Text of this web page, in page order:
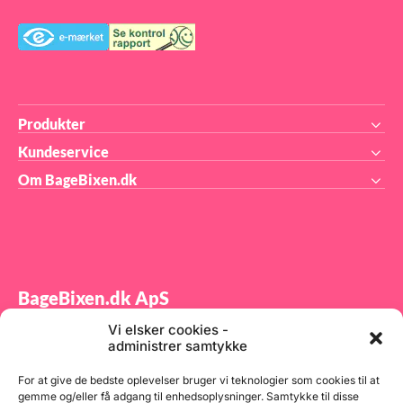
Vi elsker cookies -
administrer samtykke
For at give de bedste oplevelser bruger vi teknologier som cookies til at
gemme og/eller få adgang til enhedsoplysninger. Samtykke til disse
Produkter
Kundeservice
Om BageBixen.dk
BageBixen.dk ApS
Tilmeld dig vores nyhedsbrev og modtag gode tilbud
samt spændende produktnyheder direkte i din
indbakke.